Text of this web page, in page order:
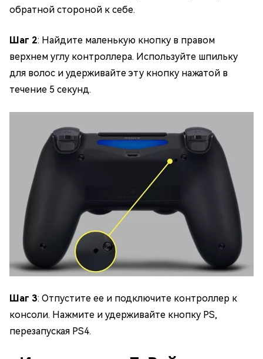
обратной стороной к себе.
Шаг 2: Найдите маленькую кнопку в правом
верхнем углу контроллера. Используйте шпильку
для волос и удерживайте эту кнопку нажатой в
течение 5 секунд.
Шаг 3: Отпустите ее и подключите контроллер к
консоли. Нажмите и удерживайте кнопку PS,
перезапуская PS4.